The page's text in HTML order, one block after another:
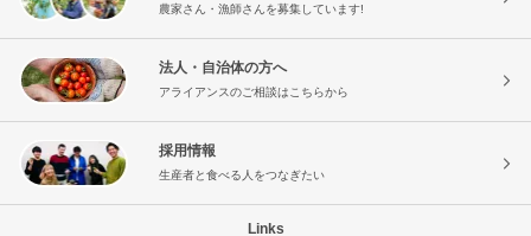
農家さん・漁師さんを募集しています!
法人・自治体の方へ
アライアンスのご相談はこちらから
採用情報
生産者と食べる人をつなぎたい
Links